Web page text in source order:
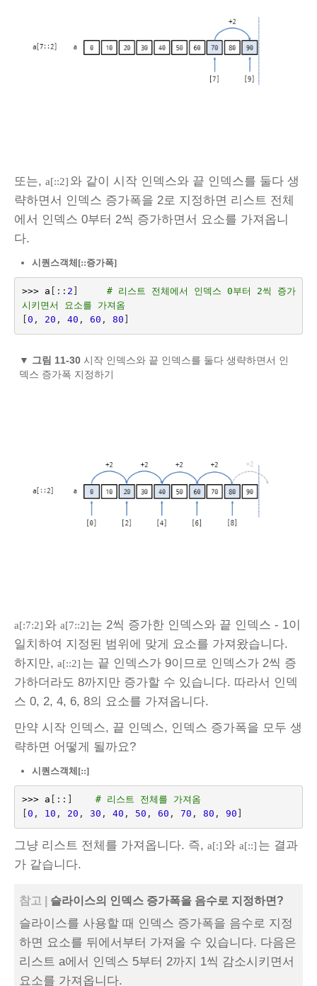
또는, a[::2] 와 같이 시작 인덱스와 끝 인덱스를 둘다 생
략하면서 인덱스 증가폭을 2로 지정하면 리스트 전체
에서 인덱스 0부터 2씩 증가하면서 요소를 가져옵니
다.
시퀀스객체[::증가폭]
>>> a [:: 2
# 리스트 전체에서 인덱스 0부터 2씩 증가
시키면서 요소를 가져옴
0 , 20 , 40 , 60 , 80
▼ 그림 11-30시작 인덱스와 끝 인덱스를 둘다 생략하면서 인
덱스 증가폭 지정하기
a[:7:2] 와 a[7::2] 는 2씩 증가한 인덱스와 끝 인덱스 - 1이
일치하여 지정된 범위에 맞게 요소를 가져왔습니다.
하지만, a[::2] 는 끝 인덱스가 9이므로 인덱스가 2씩 증
가하더라도 8까지만 증가할 수 있습니다. 따라서 인덱
스 0, 2, 4, 6, 8의 요소를 가져옵니다.
만약 시작 인덱스, 끝 인덱스, 인덱스 증가폭을 모두 생
략하면 어떻게 될까요?
시퀀스객체[::]
>>> a [::]
# 리스트 전체를 가져옴
0 , 10 , 20 , 30 , 40 , 50 , 60 , 70 , 80 , 90
그냥 리스트 전체를 가져옵니다. 즉, a[:] 와 a[::] 는 결과
가 같습니다.
참고 | 슬라이스의 인덱스 증가폭을 음수로 지정하면?
슬라이스를 사용할 때 인덱스 증가폭을 음수로 지정
하면 요소를 뒤에서부터 가져올 수 있습니다. 다음은
리스트 a에서 인덱스 5부터 2까지 1씩 감소시키면서
요소를 가져옵니다.